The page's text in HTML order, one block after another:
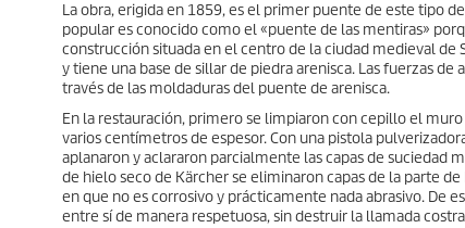
La obra, erigida en 1859, es el primer puente de este tipo
popular es conocido como el «puente de las mentiras»
construcción situada en el centro de la ciudad medieval
y tiene una base de sillar de piedra arenisca. Las fuerzas
través de las moldaduras del puente de arenisca.
En la restauración, primero se limpiaron con cepillo el
varios centímetros de espesor. Con una pistola
aplanaron y aclararon parcialmente las capas de suciedad
de hielo seco de Kärcher se eliminaron capas de la parte
en que no es corrosivo y prácticamente nada abrasivo. De
entre sí de manera respetuosa, sin destruir la llamada